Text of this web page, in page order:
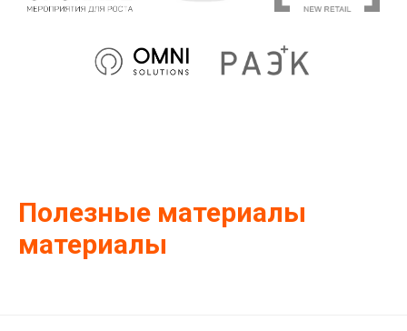
Полезные материалы
материалы